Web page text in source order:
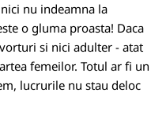
nu indeamna la
o gluma proasta! Daca
si nici adulter - atat
femeilor. Totul ar fi un
lucrurile nu stau deloc